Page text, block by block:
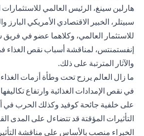
هارلين سينغ، الرئيس العالمي
سبيتلر، الخبير الاقتصادي الأمريكي البارز
للاستثمار العالمي، وكلاهما عضو في
إنفستمنتس، لمناقشة أسباب نقص الغذاء
والآثار المترتبة على ذلك.
ما زال العالم يرزح تحت وطأة أزمات الغذاء
في نقص الإمدادات الغذائية وارتفاع
على خلفية جائحة كوفيد وكذلك الحرب في
التأثيرات المؤقتة قد تتضاءل على المدى
الخبراء منصب بالأساس على مناقشة